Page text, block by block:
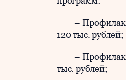
–
120 тыс. рублей;
–
тыс. рублей;